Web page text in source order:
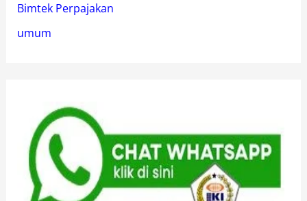
Bimtek Perpajakan
umum